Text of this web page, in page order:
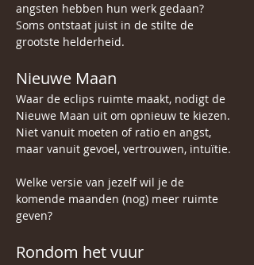
angsten hebben hun werk gedaan?
Soms ontstaat juist in de stilte de
grootste helderheid.
Nieuwe Maan
Waar de eclips ruimte maakt, nodigt de
Nieuwe Maan uit om opnieuw te kiezen.
Niet vanuit moeten of ratio en angst,
maar vanuit gevoel, vertrouwen, intuïtie.
Welke versie van jezelf wil je de
komende maanden (nog) meer ruimte
geven?
Rondom het vuur